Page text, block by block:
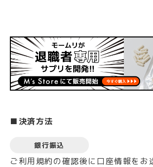
■決済方法
銀行振込
ご利用規約の確認後に口座情報をお